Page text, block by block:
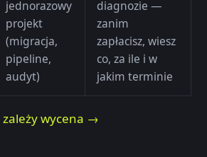
jednorazowy
projekt
(migracja,
pipeline,
audyt)
diagnozie —
zanim
zapłacisz, wiesz
co, za ile i w
jakim terminie
zależy wycena →